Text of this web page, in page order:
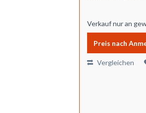
Verkauf nur an
Preis nach
Vergleichen